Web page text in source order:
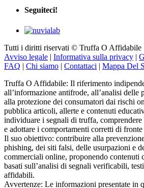
Seguiteci!
Tutti i diritti riservati © Truffa O Affidabile
Avviso legale | Informativa sulla privacy |
FAQ | Chi siamo | Contattaci | Mappa Del
Truffa O Affidabile: Il riferimento
all’informazione antifrode, all’analisi delle
alla protezione dei consumatori dai rischi
pubblica articoli, allerte e contenuti
individuare i segnali di truffa,
e adottare i comportamenti corretti di
Il suo obiettivo: contribuire alla
phishing, dei siti falsi, delle usurpazioni e
commerciali online, proponendo contenuti
basati sull’analisi di segnali verificabili,
affidabili.
Avvertenze: Le informazioni presentate in